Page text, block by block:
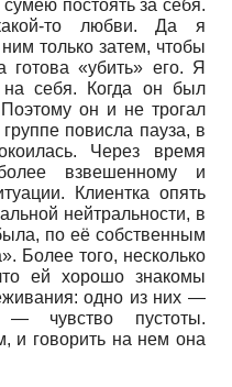
постоять за себя.
то любви. Да я
только затем, чтобы
«убить» его. Я
себя. Когда он был
он и не трогал
повисла пауза, в
Через время
взвешенному и
Клиентка опять
нейтральности, в
по её собственным
Более того, несколько
ей хорошо знакомы
одно из них —
— чувство пустоты.
и говорить на нем она